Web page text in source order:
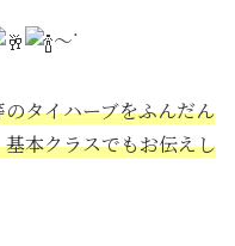
〜ᐝ
タイハーブをふんだん
本クラスでもお伝えし